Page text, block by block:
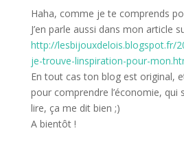
Haha, comme je te comprends
J’en parle aussi dans mon article
http://lesbijouxdelois.blogspot.fr/
je-trouve-linspiration-pour-
En tout cas ton blog est original,
pour comprendre l’économie, qui
lire, ça me dit bien ;)
A bientôt !